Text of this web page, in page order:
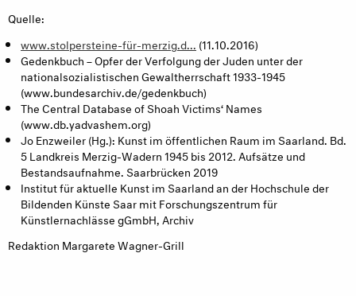
Quelle:
www.stolpersteine-für-merzig.d...
(11.10.2016)
Gedenkbuch – Opfer der Verfolgung der Juden unter der
nationalsozialistischen Gewaltherrschaft 1933-1945
(www.bundesarchiv.de/gedenkbuch)
The Central Database of Shoah Victims‘ Names
(www.db.yadvashem.org)
Jo Enzweiler (Hg.): Kunst im öffentlichen Raum im Saarland. Bd.
5 Landkreis Merzig-Wadern 1945 bis 2012. Aufsätze und
Bestandsaufnahme. Saarbrücken 2019
Institut für aktuelle Kunst im Saarland an der Hochschule der
Bildenden Künste Saar mit Forschungszentrum für
Künstlernachlässe gGmbH, Archiv
Redaktion Margarete Wagner-Grill